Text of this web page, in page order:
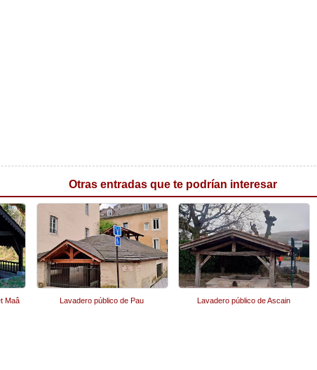
Otras entradas que te podrían interesar
Maâ Lavadero público de Pau Lavadero público de Ascain